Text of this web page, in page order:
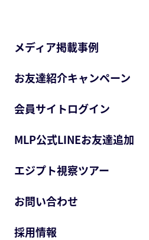
メディア掲載事例
お友達紹介キャンペーン
会員サイトログイン
MLP公式LINEお友達追加
エジプト視察ツアー
お問い合わせ
採用情報